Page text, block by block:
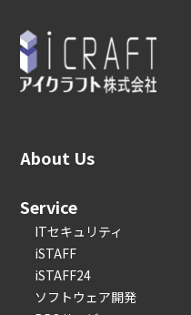
About Us
Service
ITセキュリティ
iSTAFF
iSTAFF24
ソフトウェア開発